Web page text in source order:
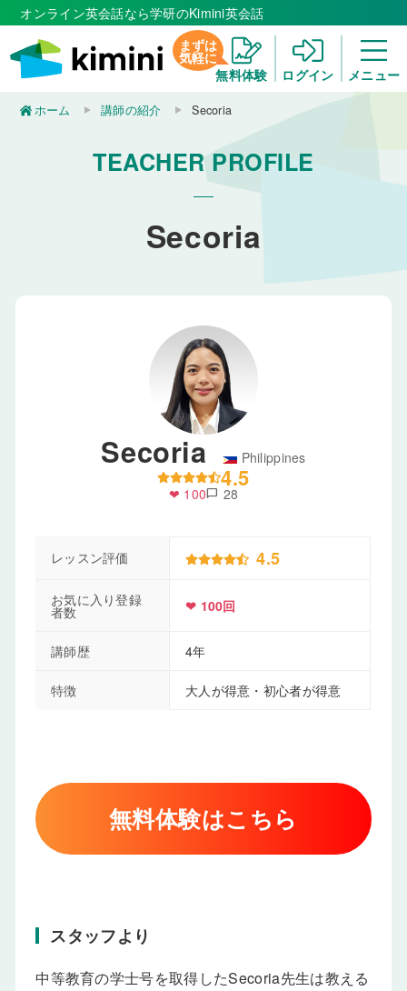
オンライン英会話なら学研のKimini英会話
まずは
気軽に
無料体験
ログイン メニュー
ホーム 講師の紹介 Secoria
TEACHER PROFILE
Secoria
Secoria Philippines
4.5
❤ 100chat_bubble 28
レッスン評価 4.5
お気に入り登録
者数 ❤ 100回
講師歴 4年
特徴 大人が得意・初心者が得意
無料体験はこちら
スタッフより
中等教育の学士号を取得したSecoria先生は教える